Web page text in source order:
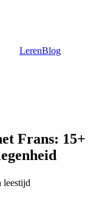
LerenBlog
Frans: 15+
leestijd